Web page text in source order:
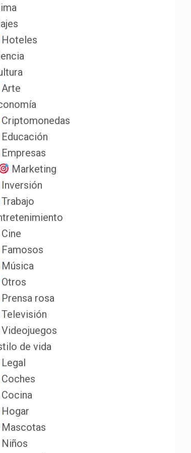
Hoteles
Arte
Criptomonedas
Educación
Empresas
Marketing
Inversión
Trabajo
Cine
Famosos
Música
Otros
Prensa rosa
Televisión
Videojuegos
de vida
Legal
Coches
Cocina
Hogar
Mascotas
Niños